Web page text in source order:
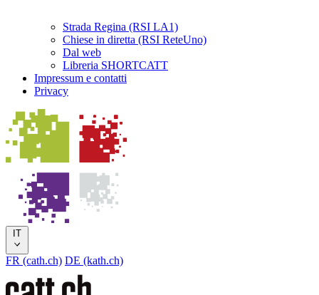
Strada Regina (RSI LA1)
Chiese in diretta (RSI ReteUno)
Dal web
Libreria SHORTCATT
Impressum e contatti
Privacy
IT
FR (cath.ch) DE (kath.ch)